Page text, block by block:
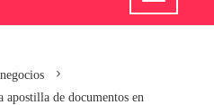
de documentos en